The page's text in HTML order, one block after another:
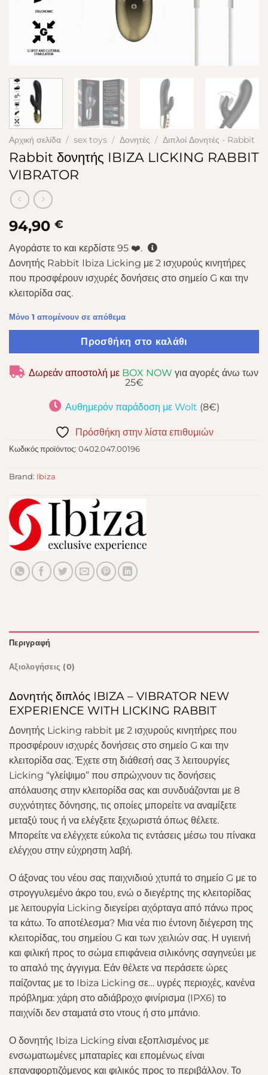
Αρχική σελίδα / sex toys / Δονητές / Διπλοί Δονητές - Rabbit
Rabbit δονητής IBIZA LICKING RABBIT
VIBRATOR
94,90 €
Αγοράστε το και κερδίστε 95 ❤️.
Δονητής Rabbit Ibiza Licking με 2 ισχυρούς κινητήρες
που προσφέρουν ισχυρές δονήσεις στο σημείο G και την
κλειτορίδα σας.
Μόνο 1 απομένουν σε απόθεμα
Προσθήκη στο καλάθι
Δωρεάν αποστολή με BOX NOW για αγορές άνω των
25€
Αυθημερόν παράδοση με Wolt (8€)
Πρόσθήκη στην λίστα επιθυμιών
Κωδικός προϊόντος: 0402.047.00196
Brand: Ibiza
Περιγραφή
Αξιολογήσεις (0)
Δονητής διπλός IBIZA – VIBRATOR NEW
EXPERIENCE WITH LICKING RABBIT
Δονητής Licking rabbit με 2 ισχυρούς κινητήρες που
προσφέρουν ισχυρές δονήσεις στο σημείο G και την
κλειτορίδα σας. Έχετε στη διάθεσή σας 3 λειτουργίες
Licking “γλείψιμο” που σπρώχνουν τις δονήσεις
απόλαυσης στην κλειτορίδα σας και συνδυάζονται με 8
συχνότητες δόνησης, τις οποίες μπορείτε να αναμίξετε
μεταξύ τους ή να ελέγξετε ξεχωριστά όπως θέλετε.
Μπορείτε να ελέγχετε εύκολα τις εντάσεις μέσω του πίνακα
ελέγχου στην εύχρηστη λαβή.
Ο άξονας του νέου σας παιχνιδιού χτυπά το σημείο G με το
στρογγυλεμένο άκρο του, ενώ ο διεγέρτης της κλειτορίδας
με λειτουργία Licking διεγείρει αχόρταγα από πάνω προς
τα κάτω. Το αποτέλεσμα? Μια νέα πιο έντονη διέγερση της
κλειτορίδας, του σημείου G και των χειλιών σας. Η υγιεινή
και φιλική προς το σώμα επιφάνεια σιλικόνης σαγηνεύει με
το απαλό της άγγιγμα. Εάν θέλετε να περάσετε ώρες
παίζοντας με το Ibiza Licking σε… υγρές περιοχές, κανένα
πρόβλημα: χάρη στο αδιάβροχο φινίρισμα (IPX6) το
παιχνίδι δεν σταματά στο ντους ή στο μπάνιο.
Ο δονητής Ibiza Licking είναι εξοπλισμένος με
ενσωματωμένες μπαταρίες και επομένως είναι
επαναφορτιζόμενος και φιλικός προς το περιβάλλον. Το